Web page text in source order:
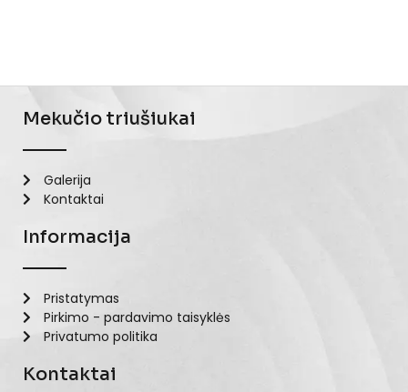
Mekučio triušiukai
Galerija
Kontaktai
Informacija
Pristatymas
Pirkimo - pardavimo taisyklės
Privatumo politika
Kontaktai